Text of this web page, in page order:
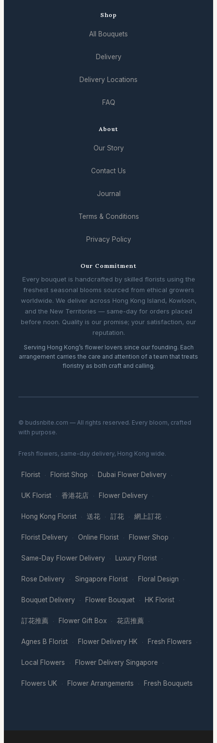
Shop
All Bouquets
Delivery
Delivery Locations
FAQ
About
Our Story
Contact Us
Journal
Terms & Conditions
Privacy Policy
Our Commitment
Every bouquet is handcrafted by skilled florists using the
freshest seasonal blooms sourced from ethical growers
worldwide. We deliver across Hong Kong Island, Kowloon,
and the New Territories — same-day for orders placed
before noon. Quality is our promise; your satisfaction, our
reputation.
Serving Hong Kong’s flower lovers since our founding. Each
arrangement carries the care and attention of a team that treats
floristry as both craft and calling.
© budsnbite.com — All rights reserved. Every bloom, crafted
with purpose.
Fresh flowers, same-day delivery, Hong Kong wide.
Florist · Florist Shop · Dubai Flower Delivery ·
UK Florist · 香港花店 · Flower Delivery ·
Hong Kong Florist · 送花 · 訂花 · 網上訂花 ·
Florist Delivery · Online Florist · Flower Shop ·
Same-Day Flower Delivery · Luxury Florist ·
Rose Delivery · Singapore Florist · Floral Design ·
Bouquet Delivery · Flower Bouquet · HK Florist ·
訂花推薦 · Flower Gift Box · 花店推薦 ·
Agnes B Florist · Flower Delivery HK · Fresh Flowers ·
Local Flowers · Flower Delivery Singapore ·
Flowers UK · Flower Arrangements · Fresh Bouquets